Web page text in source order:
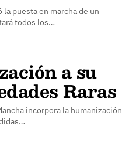
puesta en marcha de un
todos los…
a su
Raras
incorpora la humanización